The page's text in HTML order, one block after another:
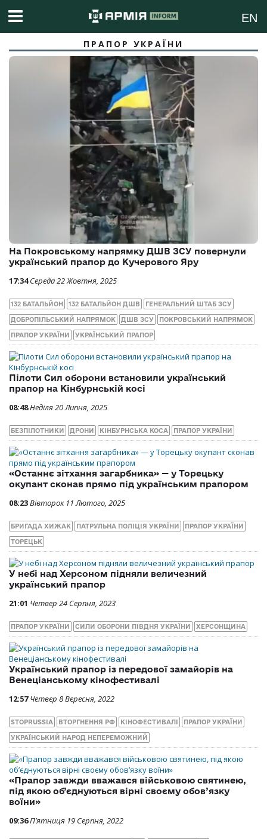
EN
ПРАПОР УКРАЇНИ
На Покровському напрямку ДШВ ЗСУ повернули
український прапор до Кучерового Яру
17:34 Середа 22 Жовтня, 2025
132 БАТАЛЬЙОН 132 БАТАЛЬЙОН ДШВ ГЕНЕРАЛЬНИЙ ШТАБ ЗСУ
ДОБРОПІЛЬСЬКИЙ НАПРЯМОК ДШВ ЗСУ ПОКРОВСЬКИЙ НАПРЯМОК
ПРАПОР УКРАЇНИ УКРАЇНСЬКИЙ ПРАПОР
Пілоти Сил оборони встановили український
прапор на Кінбурнській косі
08:48Неділя 20 Липня, 2025
БЕЗПІЛОТНИКИ ДРОНИ КІНБУРНСЬКА КОСА ПРАПОР УКРАЇНИ
«Останнє зітхання загарбника» — у Торецьку
окупант сконав прямо під українським прапором
08:23Вівторок 11 Лютого, 2025
БРИГАДА ХИЖАК ПАТРУЛЬНА ПОЛІЦІЯ УКРАЇНИ ПРАПОР УКРАЇНИ
ТОРЕЦЬК
У небі над Херсоном підняли величезний
український прапор
21:01 Четвер 24 Серпня, 2023
ПРАПОР УКРАЇНИ СИЛИ ОБОРОНИ ПІВДНЯ УКРАЇНИ ХЕРСОНЩИНА
Український прапор із передової замайорів на
Венеціанському кінофестивалі
12:57 Четвер 8 Вересня, 2022
STOPRUSSIA ВТОРГНЕННЯ РФ КІНОФЕСТИВАЛІ ПРАПОР УКРАЇНИ
УКРАЇНСЬКИЙ НАРОД НЕПЕРЕМОЖНИЙ
«Прапор завжди вважався військовою святинею,
під якою об’єднуються вірні своєму обов’язку
воїни»
09:36П’ятниця 19 Серпня, 2022